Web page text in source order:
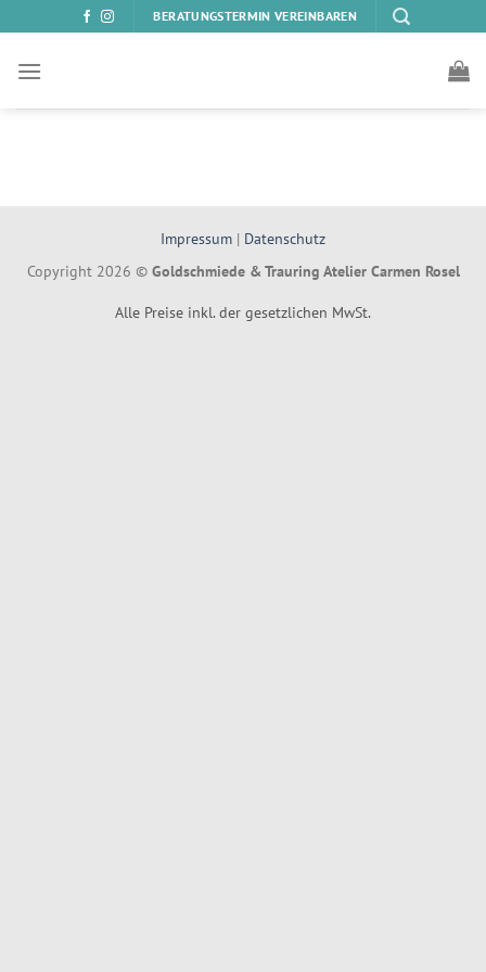
Inhalt
springen
BERATUNGSTERMIN VEREINBAREN
Impressum | Datenschutz
Copyright 2026 © Goldschmiede & Trauring Atelier Carmen Rosel
Alle Preise inkl. der gesetzlichen MwSt.